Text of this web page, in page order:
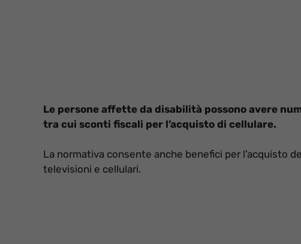
Le persone affette da disabilità possono avere
tra cui sconti fiscali per l’acquisto di cellulare.
La normativa consente anche benefici per l’acquisto
televisioni e cellulari.